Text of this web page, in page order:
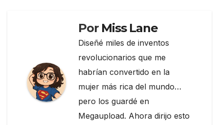
Por Miss Lane
Diseñé miles de inventos
revolucionarios que me
habrían convertido en la
mujer más rica del mundo…
pero los guardé en
Megaupload. Ahora dirijo esto